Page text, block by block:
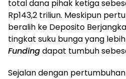
total dana pihak ketiga
Rp143,2 triliun. Meskipun
beralih ke Deposito
tingkat suku bunga yang
Fundingdapat tumbuh
Sejalan dengan